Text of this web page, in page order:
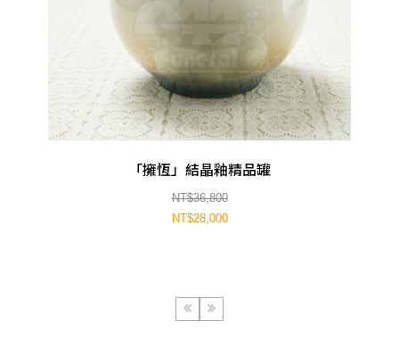
「擁恆」結晶釉精品罐
NT$36,800
NT$28,000